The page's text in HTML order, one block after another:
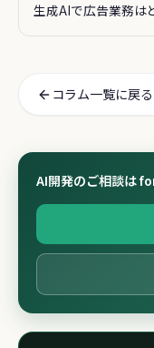
生成AIで広告業務は
コラム一覧に戻る
AI開発のご相談は